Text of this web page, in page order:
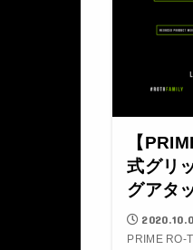
【
式グリ
グアタ
PRIME RO-